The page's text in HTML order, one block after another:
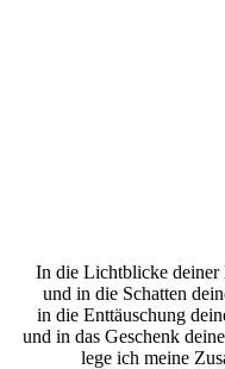
mit christlicher
In die Lichtblicke
und in die Schatten
in die Enttäuschung
und in das Geschenk
lege ich meine